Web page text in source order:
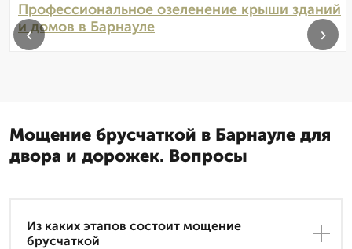
Профессиональное озеленение крыши зданий
и домов в Барнауле
‹ ›
Мощение брусчаткой в Барнауле для
двора и дорожек. Вопросы
Из каких этапов состоит мощение
брусчаткой